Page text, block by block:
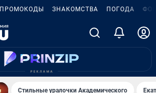
ПРОМОКОДЫ ЗНАКОМСТВА ПОГОДА
Стильные уралочки Академического